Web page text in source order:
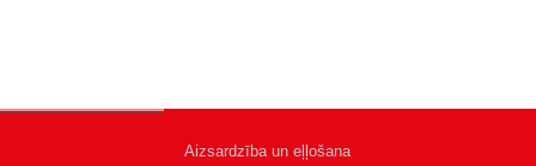
Aizsardzība un eļļošana